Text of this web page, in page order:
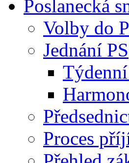
Poslanecká
Volby do
Jednání PS
Proces